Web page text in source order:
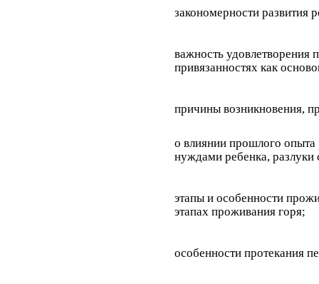
закономерности развития
важность удовлетворения
привязанностях как
причины возникновения,
о влиянии прошлого
нуждами ребенка, разлуки
этапы и особенности
этапах проживания горя;
особенности протекания